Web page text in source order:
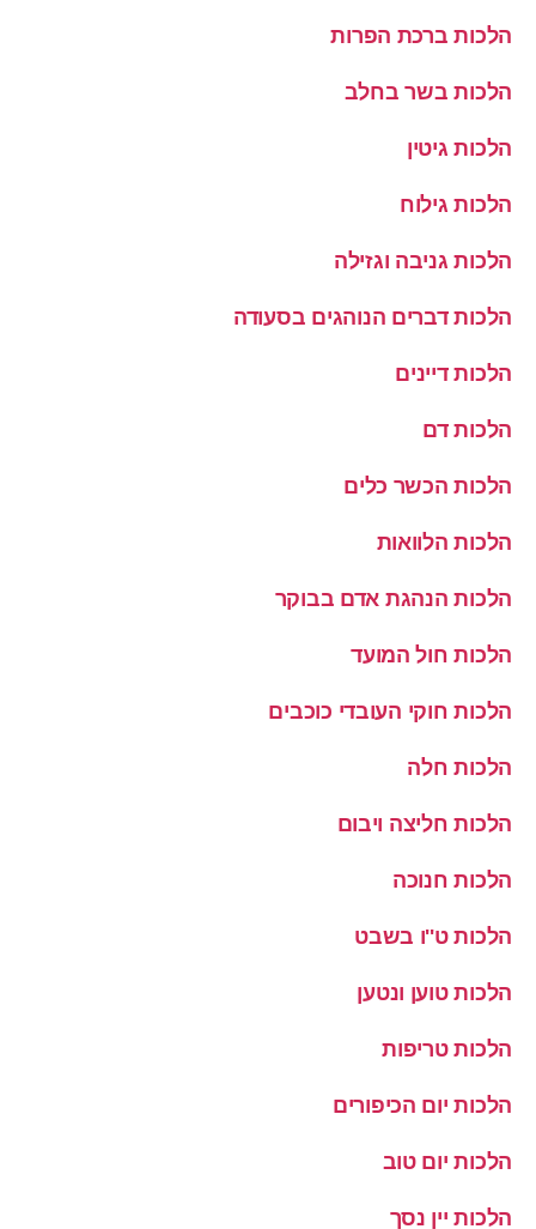
הלכות ברכת הפרות
הלכות בשר בחלב
הלכות גיטין
הלכות גילוח
הלכות גניבה וגזילה
הלכות דברים הנוהגים בסעודה
הלכות דיינים
הלכות דם
הלכות הכשר כלים
הלכות הלוואות
הלכות הנהגת אדם בבוקר
הלכות חול המועד
הלכות חוקי העובדי כוכבים
הלכות חלה
הלכות חליצה ויבום
הלכות חנוכה
הלכות ט''ו בשבט
הלכות טוען ונטען
הלכות טריפות
הלכות יום הכיפורים
הלכות יום טוב
הלכות יין נסך